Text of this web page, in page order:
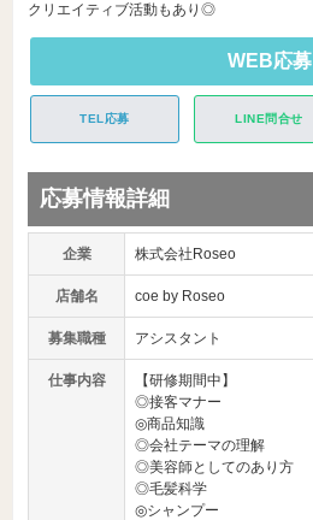
クリエイティブ活動もあり◎
WEB応募
TEL応募 LINE問合せ
応募情報詳細
企業 株式会社Roseo
店舗名 coe by Roseo
募集職種 アシスタント
仕事内容
【研修期間中】
◎接客マナー
◎商品知識
◎会社テーマの理解
◎美容師としてのあり方
◎毛髪科学
◎シャンプー